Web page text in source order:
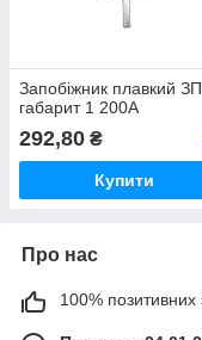
Запобіжник плавкий
габарит 1 200А
292,80 ₴
Купити
Про нас
100% позитивних